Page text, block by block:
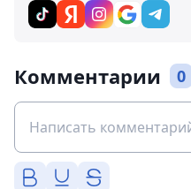
Комментарии 0